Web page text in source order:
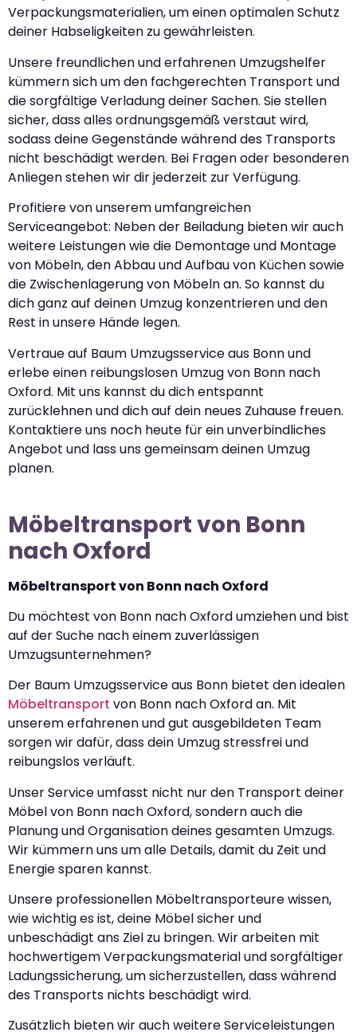
Verpackungsmaterialien, um einen optimalen Schutz
deiner Habseligkeiten zu gewährleisten.
Unsere freundlichen und erfahrenen Umzugshelfer
kümmern sich um den fachgerechten Transport und
die sorgfältige Verladung deiner Sachen. Sie stellen
sicher, dass alles ordnungsgemäß verstaut wird,
sodass deine Gegenstände während des Transports
nicht beschädigt werden. Bei Fragen oder besonderen
Anliegen stehen wir dir jederzeit zur Verfügung.
Profitiere von unserem umfangreichen
Serviceangebot: Neben der Beiladung bieten wir auch
weitere Leistungen wie die Demontage und Montage
von Möbeln, den Abbau und Aufbau von Küchen sowie
die Zwischenlagerung von Möbeln an. So kannst du
dich ganz auf deinen Umzug konzentrieren und den
Rest in unsere Hände legen.
Vertraue auf Baum Umzugsservice aus Bonn und
erlebe einen reibungslosen Umzug von Bonn nach
Oxford. Mit uns kannst du dich entspannt
zurücklehnen und dich auf dein neues Zuhause freuen.
Kontaktiere uns noch heute für ein unverbindliches
Angebot und lass uns gemeinsam deinen Umzug
planen.
Möbeltransport von Bonn
nach Oxford
Möbeltransport von Bonn nach Oxford
Du möchtest von Bonn nach Oxford umziehen und bist
auf der Suche nach einem zuverlässigen
Umzugsunternehmen?
Der Baum Umzugsservice aus Bonn bietet den idealen
Möbeltransport von Bonn nach Oxford an. Mit
unserem erfahrenen und gut ausgebildeten Team
sorgen wir dafür, dass dein Umzug stressfrei und
reibungslos verläuft.
Unser Service umfasst nicht nur den Transport deiner
Möbel von Bonn nach Oxford, sondern auch die
Planung und Organisation deines gesamten Umzugs.
Wir kümmern uns um alle Details, damit du Zeit und
Energie sparen kannst.
Unsere professionellen Möbeltransporteure wissen,
wie wichtig es ist, deine Möbel sicher und
unbeschädigt ans Ziel zu bringen. Wir arbeiten mit
hochwertigem Verpackungsmaterial und sorgfältiger
Ladungssicherung, um sicherzustellen, dass während
des Transports nichts beschädigt wird.
Zusätzlich bieten wir auch weitere Serviceleistungen